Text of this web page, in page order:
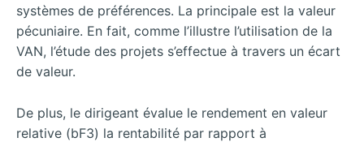
systèmes de préférences. La principale est la valeur
pécuniaire. En fait, comme l’illustre l’utilisation de la
VAN, l’étude des projets s’effectue à travers un écart
de valeur.
De plus, le dirigeant évalue le rendement en valeur
relative (bF3) la rentabilité par rapport à